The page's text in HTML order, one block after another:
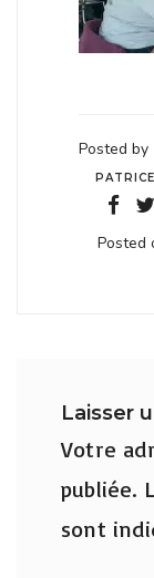
Posted by
PATRICE
Posted
Laisser
Votre
publiée.
sont